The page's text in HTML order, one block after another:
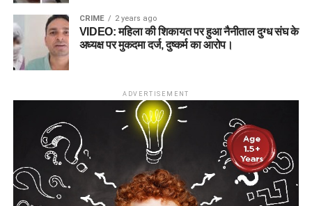
CRIME 2 years ago
VIDEO: महिला की शिकायत पर हुआ नैनीताल दुग्ध संघ के
अध्यक्ष पर मुकदमा दर्ज, दुष्कर्म का आरोप।
ADVERTISEMENT